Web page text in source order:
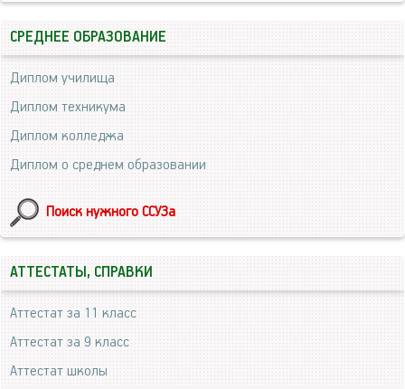
СРЕДНЕЕ ОБРАЗОВАНИЕ
Диплом училища
Диплом техникума
Диплом колледжа
Диплом о среднем образовании
Поиск нужного ССУЗа
АТТЕСТАТЫ, СПРАВКИ
Аттестат за 11 класс
Аттестат за 9 класс
Аттестат школы